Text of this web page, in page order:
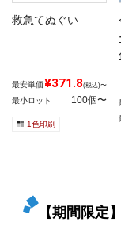
救急てぬぐい
最安単価¥371.8(税込)〜
最小ロット 100個〜
1色印刷
【期間限定